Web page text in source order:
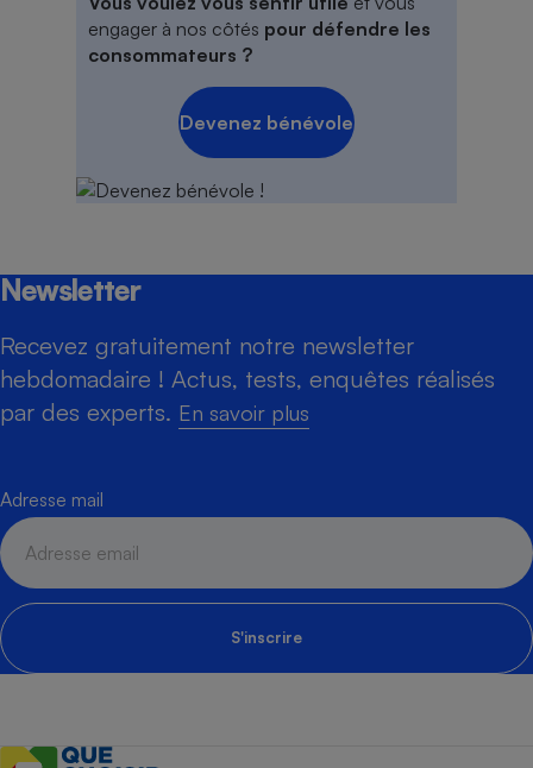
engager à nos côtés pour défendre les
consommateurs ?
Devenez bénévole
Newsletter
Recevez gratuitement notre newsletter
hebdomadaire ! Actus, tests, enquêtes réalisés
par des experts. En savoir plus
Adresse mail
S'inscrire